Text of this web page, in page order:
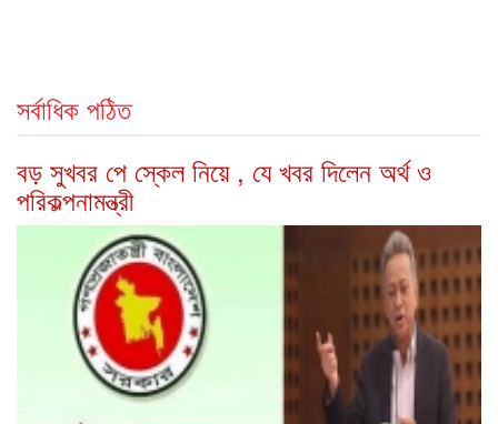
সর্বাধিক পঠিত
বড় সুখবর পে স্কেল নিয়ে , যে খবর দিলেন অর্থ ও
পরিকল্পনামন্ত্রী